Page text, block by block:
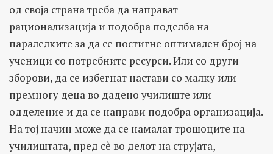
од своја страна треба да направат
рационализација и подобра поделба на
паралелките за да се постигне оптимален број на
ученици со потребните ресурси. Или со други
зборови, да се избегнат настави со малку или
премногу деца во дадено училиште или
одделение и да се направи подобра организација.
На тој начин може да се намалат трошоците на
училиштата, пред сè во делот на струјата,